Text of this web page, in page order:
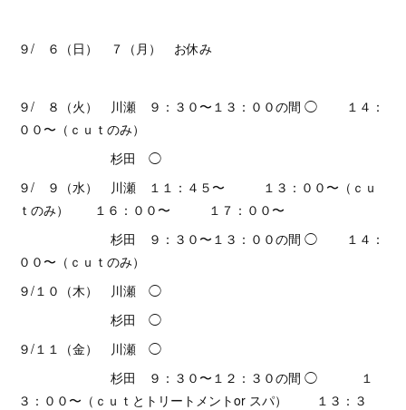
９/ ６（日） ７（月） お休み
９/ ８（火） 川瀬 ９：３０〜１３：００の間 ◯ １４：
００〜（ｃｕｔのみ）
杉田 ◯
９/ ９（水） 川瀬 １１：４５〜 １３：００〜（ｃｕ
ｔのみ） １６：００〜 １７：００〜
杉田 ９：３０〜１３：００の間 ◯ １４：
００〜（ｃｕｔのみ）
９/１０（木） 川瀬 ◯
杉田 ◯
９/１１（金） 川瀬 ◯
杉田 ９：３０〜１２：３０の間 ◯ １
３：００〜（ｃｕｔとトリートメントor スパ） １３：３